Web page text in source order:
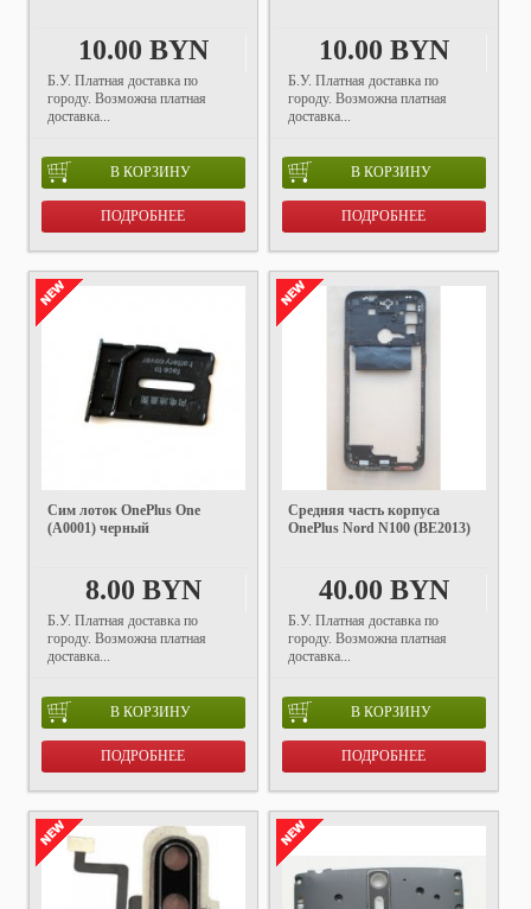
10.00 BYN
Б.У. Платная доставка по
городу. Возможна платная
доставка...
В КОРЗИНУ
ПОДРОБНЕЕ
10.00 BYN
Б.У. Платная доставка по
городу. Возможна платная
доставка...
В КОРЗИНУ
ПОДРОБНЕЕ
Сим лоток OnePlus One
(A0001) черный
8.00 BYN
Б.У. Платная доставка по
городу. Возможна платная
доставка...
В КОРЗИНУ
ПОДРОБНЕЕ
Средняя часть корпуса
OnePlus Nord N100 (BE2013)
40.00 BYN
Б.У. Платная доставка по
городу. Возможна платная
доставка...
В КОРЗИНУ
ПОДРОБНЕЕ